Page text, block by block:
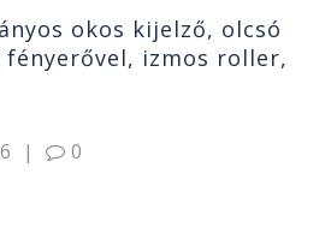
okos kijelző, olcsó
izmos roller,
| 0